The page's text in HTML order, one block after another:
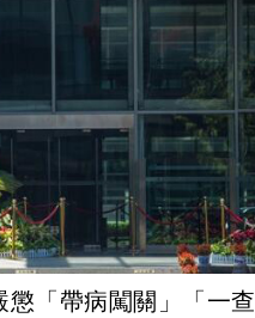
「帶病闖關」「一查